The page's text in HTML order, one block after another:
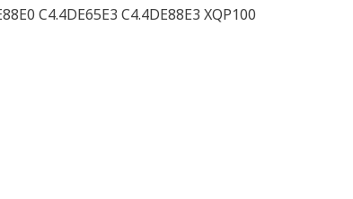
C4.4DE65E3 C4.4DE88E3 XQP100